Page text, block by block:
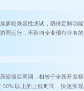
多轮兼容性测试，确保定制功能
同运行，不影响企业现有业务的
缩项目周期，相较于全新开发模
50% 以上的上线时间，快速实现